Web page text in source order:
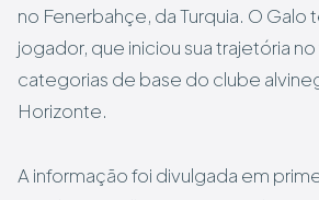
no Fenerbahçe, da Turquia. O Galo
jogador, que iniciou sua trajetória
categorias de base do clube
Horizonte.
A informação foi divulgada em